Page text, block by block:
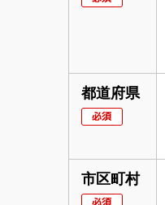
都道府県
市区町村